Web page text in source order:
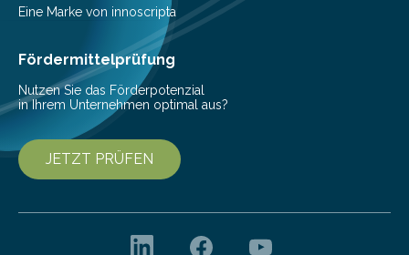
veröffentlicht. „Schlechter…
Eine Marke von innoscripta
Fördermittelprüfung
Nutzen Sie das Förderpotenzial
in Ihrem Unternehmen optimal aus?
JETZT PRÜFEN